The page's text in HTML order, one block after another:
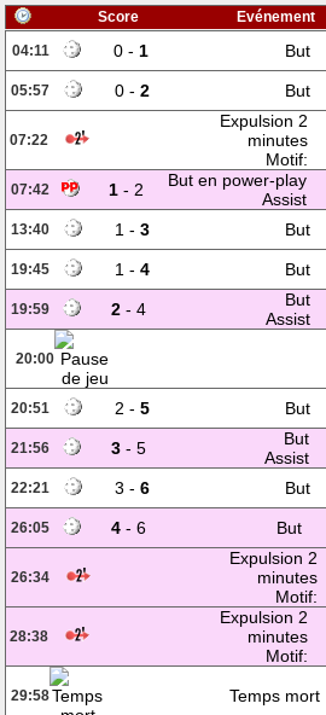
Score Evénement
04:11
0 - 1 But
05:57 0 - 2 But
07:22
Expulsion 2
minutes
Motif:
07:42 1 - 2 But en power-play
Assist
13:40 1 - 3 But
19:45 1 - 4 But
19:59 2 - 4 But
Assist
20:00
20:51 2 - 5 But
21:56 3 - 5 But
Assist
22:21 3 - 6 But
26:05 4 - 6 But
26:34
Expulsion 2
minutes
Motif:
28:38
Expulsion 2
minutes
Motif:
29:58 Temps mort